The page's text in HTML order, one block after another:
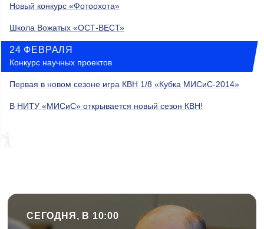
Новый конкурс «Фотоохота»
Школа Вожатых «ОСТ-ВЕСТ»
24 ФЕВРАЛЯ
Конкурс научных проектов
Первая в новом сезоне игра КВН 1/8 «Кубка МИСиС-2014»
В НИТУ «МИСиС» открывается новый сезон КВН!
СЕГОДНЯ, В 10:00